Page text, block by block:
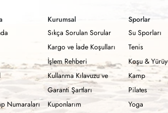
Numaraları
Kurumsal
Sıkça Sorulan Sorular
Kargo ve İade Koşulları
İşlem Rehberi
Kullanma Kılavuzu ve
Garanti Şartları
Kuponlarım
Sporlar
Su Sporları
Tenis
Koşu &
Kamp
Pilates
Yoga